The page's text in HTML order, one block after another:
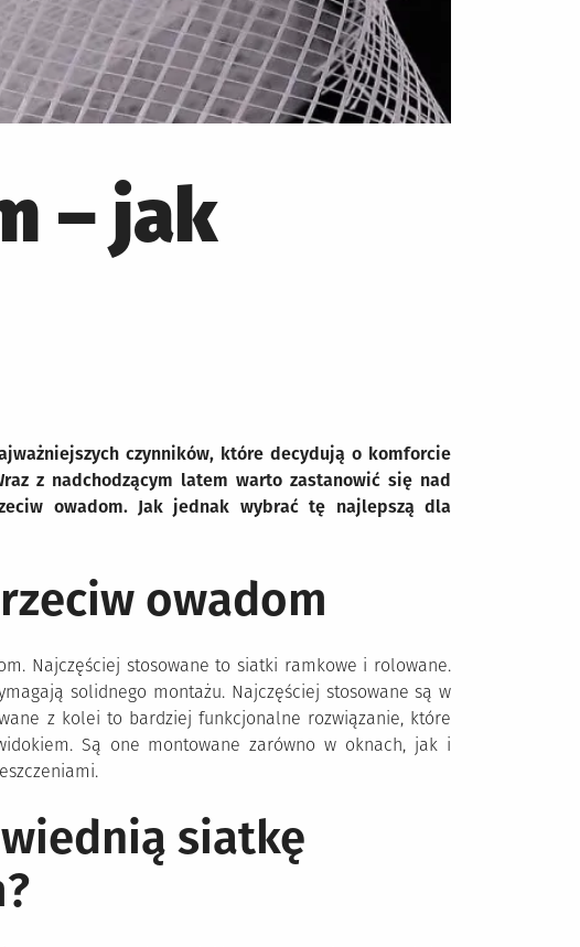
– jak
czynników, które decydują o komforcie
z nadchodzącym latem warto zastanowić się nad
owadom. Jak jednak wybrać tę najlepszą dla
owadom
Najczęściej stosowane to siatki ramkowe i rolowane.
solidnego montażu. Najczęściej stosowane są w
z kolei to bardziej funkcjonalne rozwiązanie, które
Są one montowane zarówno w oknach, jak i
siatkę